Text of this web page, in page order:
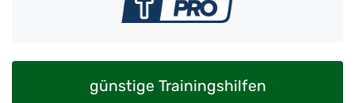
günstige Trainingshilfen